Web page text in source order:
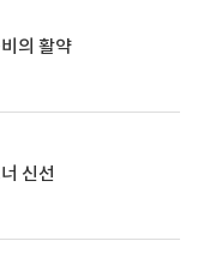
의 활약
신선